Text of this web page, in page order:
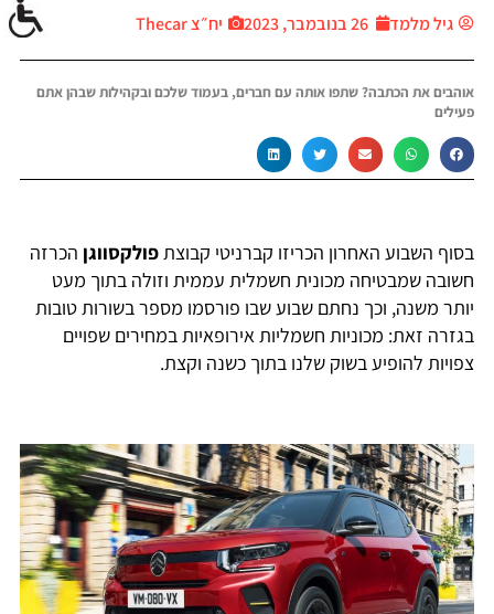
גיל מלמד 26 בנובמבר, 2023 יח״צ Thecar
אוהבים את הכתבה? שתפו אותה עם חברים, בעמוד שלכם ובקהילות שבהן אתם
פעילים
בסוף השבוע האחרון הכריזו קברניטי קבוצת פולקסווגן הכרזה
חשובה שמבטיחה מכונית חשמלית עממית וזולה בתוך מעט
יותר משנה, וכך נחתם שבוע שבו פורסמו מספר בשורות טובות
בגזרה זאת: מכוניות חשמליות אירופאיות במחירים שפויים
צפויות להופיע בשוק שלנו בתוך כשנה וקצת.